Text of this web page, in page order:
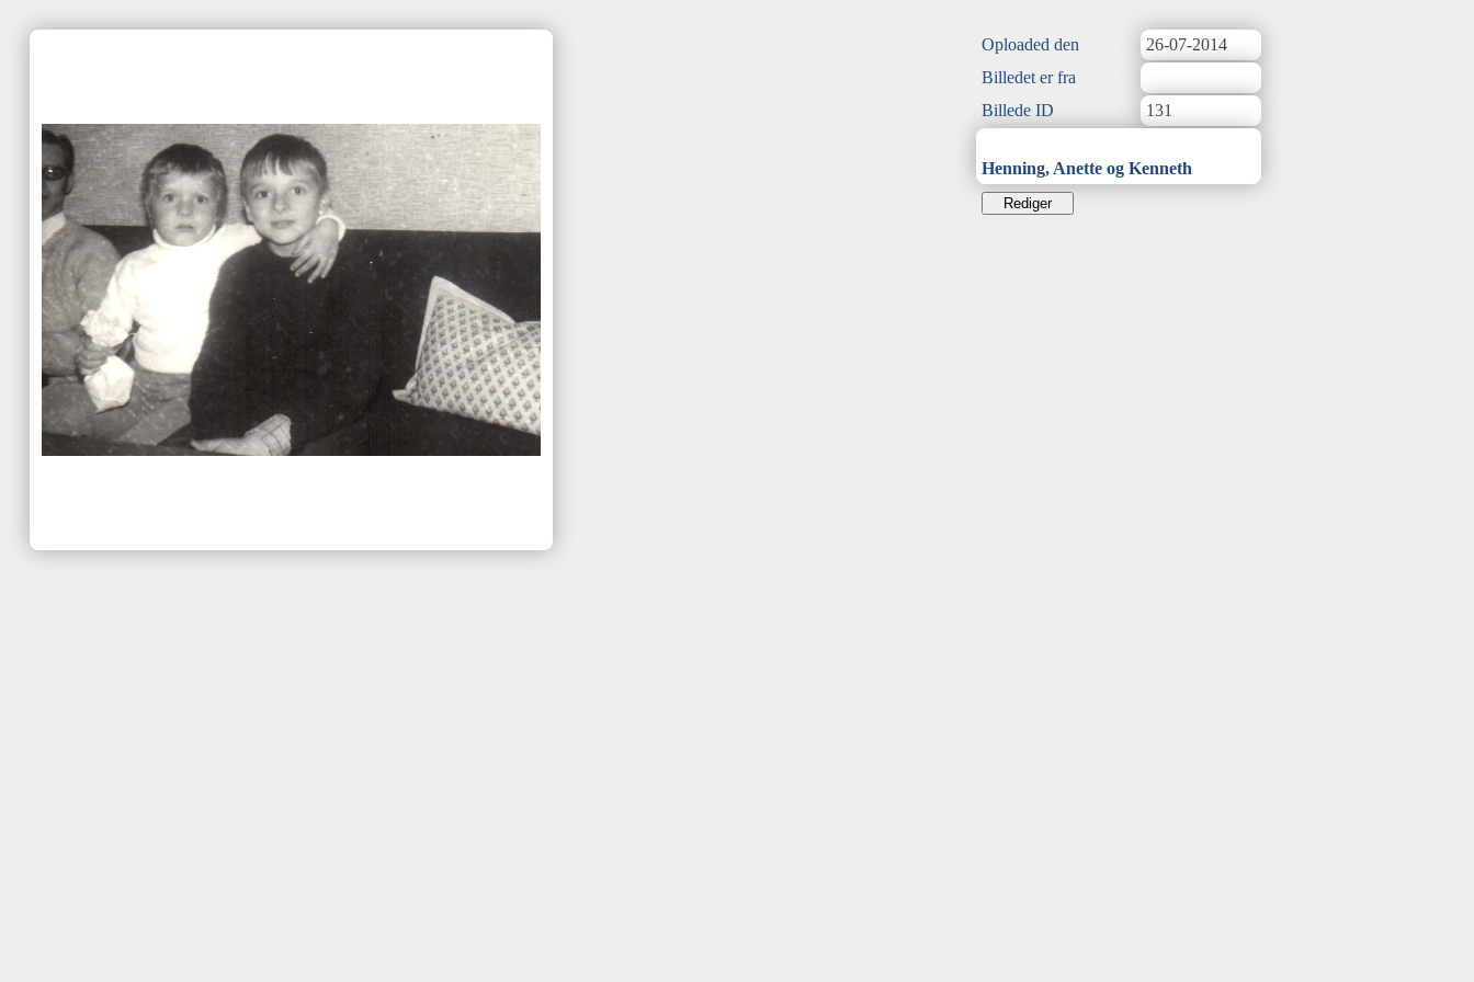
Oploaded den
26-07-2014
Billedet er fra
Billede ID
131
Henning, Anette og Kenneth